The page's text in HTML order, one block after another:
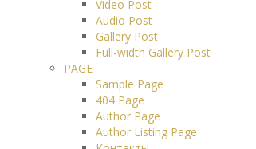
Video Post
Audio Post
Gallery Post
Full-width Gallery Post
PAGE
Sample Page
404 Page
Author Page
Author Listing Page